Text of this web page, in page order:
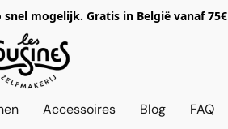
mogelijk. Gratis in België vanaf 75€
Accessoires Blog FAQ